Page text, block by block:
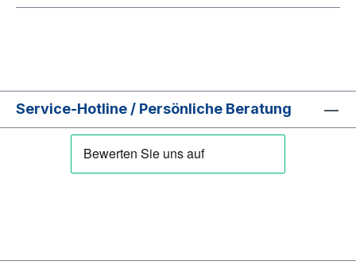
Service-Hotline / Persönliche Beratung